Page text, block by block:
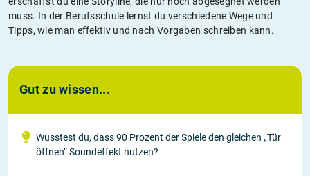
muss. In der Berufsschule lernst du verschiedene Wege und
Tipps, wie man effektiv und nach Vorgaben schreiben kann.
Gut zu wissen...
Wusstest du, dass 90 Prozent der Spiele den gleichen „Tür
öffnen“ Soundeffekt nutzen?